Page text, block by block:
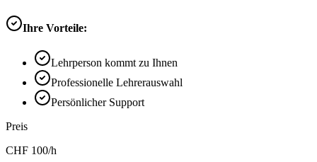
Ihre Vorteile:
Lehrperson kommt zu Ihnen
Professionelle Lehrerauswahl
Persönlicher Support
Preis
CHF 100/h